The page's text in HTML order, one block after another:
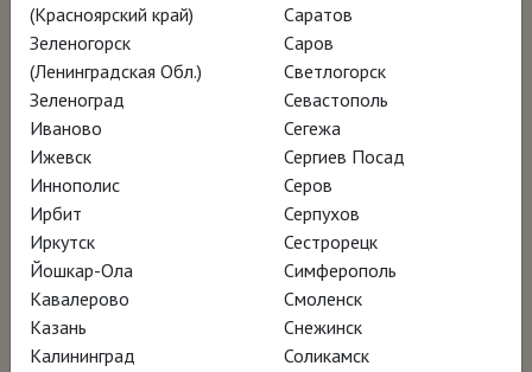
реставраторов и хранителей и погружает в
атмосферу Севильи XVII века – города,
который стал перекрёстком культур и
родиной испанского барокко.
Ролик ВКонтакте
«Лучший художник Севильи»: лекция
Татьяны Пигарёвой на премьере
фильма в кинотеатре «Иллюзион»
(Красноярский край)
Зеленогорск
(Ленинградская Обл.)
Зеленоград
Иваново
Ижевск
Иннополис
Ирбит
Иркутск
Йошкар-Ола
Кавалерово
Казань
Калининград
Саратов
Саров
Светлогорск
Севастополь
Сегежа
Сергиев Посад
Серов
Серпухов
Сестрорецк
Симферополь
Смоленск
Снежинск
Соликамск